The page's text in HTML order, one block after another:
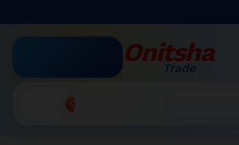
Onitsha
Trade
Accueil